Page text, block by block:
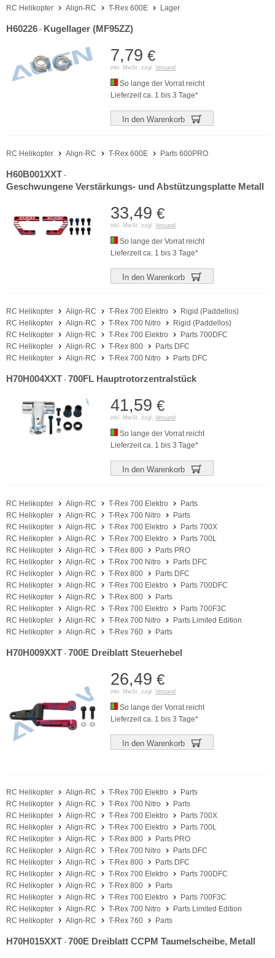
RC Helikopter
Align-RC T-Rex 600E Lager
H60226 - Kugellager (MF95ZZ)
7,79 €
inkl. MwSt. zzgl. Versand
So lange der Vorrat reicht
Lieferzeit ca. 1 bis 3 Tage*
In den Warenkorb
RC Helikopter Align-RC T-Rex 600E Parts 600PRO
H60B001XXT -
Geschwungene Verstärkungs- und Abstützungsplatte Metall
33,49 €
inkl. MwSt. zzgl. Versand
So lange der Vorrat reicht
Lieferzeit ca. 1 bis 3 Tage*
In den Warenkorb
RC Helikopter Align-RC T-Rex 700 Elektro
Rigid (Paddellos)
RC Helikopter
Align-RC T-Rex 700 Nitro
Rigid (Paddellos)
RC Helikopter
Align-RC T-Rex 700 Elektro
Parts 700DFC
RC Helikopter
Align-RC T-Rex 800
Parts DFC
RC Helikopter
Align-RC T-Rex 700 Nitro Parts DFC
H70H004XXT - 700FL Hauptrotorzentralstück
41,59 €
inkl. MwSt. zzgl. Versand
So lange der Vorrat reicht
Lieferzeit ca. 1 bis 3 Tage*
In den Warenkorb
RC Helikopter Align-RC T-Rex 700 Elektro
Parts
RC Helikopter
Align-RC T-Rex 700 Nitro
Parts
RC Helikopter
Align-RC T-Rex 700 Elektro
Parts 700X
RC Helikopter
Align-RC T-Rex 700 Elektro
Parts 700L
RC Helikopter
Align-RC T-Rex 800
Parts PRO
RC Helikopter
Align-RC T-Rex 700 Nitro
Parts DFC
RC Helikopter
Align-RC T-Rex 800
Parts DFC
RC Helikopter
Align-RC T-Rex 700 Elektro
Parts 700DFC
RC Helikopter
Align-RC T-Rex 800
Parts
RC Helikopter
Align-RC T-Rex 700 Elektro
Parts 700F3C
RC Helikopter
Align-RC T-Rex 700 Nitro
Parts Limited Edition
RC Helikopter
Align-RC T-Rex 760 Parts
H70H009XXT - 700E Dreiblatt Steuerhebel
26,49 €
inkl. MwSt. zzgl. Versand
So lange der Vorrat reicht
Lieferzeit ca. 1 bis 3 Tage*
In den Warenkorb
RC Helikopter Align-RC T-Rex 700 Elektro
Parts
RC Helikopter
Align-RC T-Rex 700 Nitro
Parts
RC Helikopter
Align-RC T-Rex 700 Elektro
Parts 700X
RC Helikopter
Align-RC T-Rex 700 Elektro
Parts 700L
RC Helikopter
Align-RC T-Rex 800
Parts PRO
RC Helikopter
Align-RC T-Rex 700 Nitro
Parts DFC
RC Helikopter
Align-RC T-Rex 800
Parts DFC
RC Helikopter
Align-RC T-Rex 700 Elektro
Parts 700DFC
RC Helikopter
Align-RC T-Rex 800
Parts
RC Helikopter
Align-RC T-Rex 700 Elektro
Parts 700F3C
RC Helikopter
Align-RC T-Rex 700 Nitro
Parts Limited Edition
RC Helikopter
Align-RC T-Rex 760 Parts
H70H015XXT - 700E Dreiblatt CCPM Taumelscheibe, Metall